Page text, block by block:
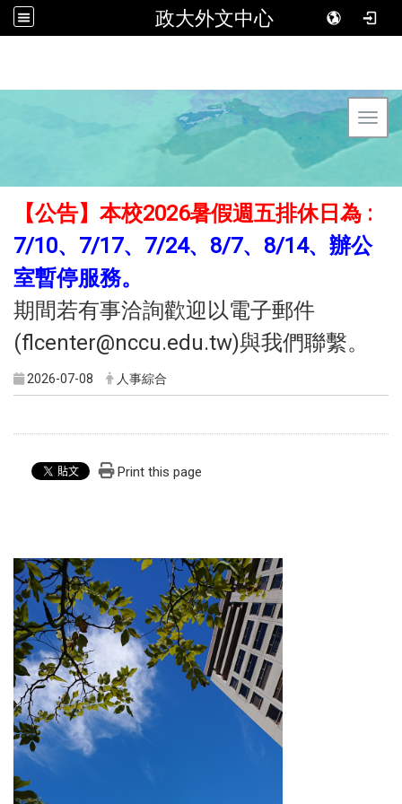
政大外文中心
【公告】本校2026暑假週五排休日為 :
7/10、7/17、7/24、8/7、8/14、辦公
室暫停服務。
期間若有事洽詢歡迎以電子郵件
(flcenter@nccu.edu.tw)與我們聯繫。
2026-07-08 人事綜合
Print this page